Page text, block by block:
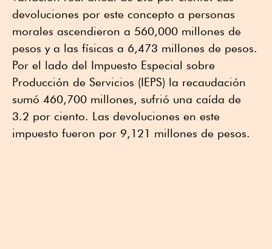
devoluciones por este concepto a personas
morales ascendieron a 560,000 millones de
pesos y a las físicas a 6,473 millones de pesos.
Por el lado del Impuesto Especial sobre
Producción de Servicios (IEPS) la recaudación
sumó 460,700 millones, sufrió una caída de
3.2 por ciento. Las devoluciones en este
impuesto fueron por 9,121 millones de pesos.